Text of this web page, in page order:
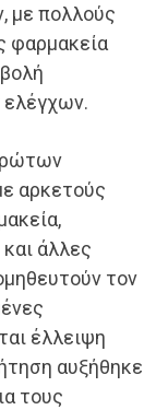
με πολλούς
φαρμακεία
ελέγχων.
αρκετούς
άλλες
τον
έλλειψη
αυξήθηκε
τους